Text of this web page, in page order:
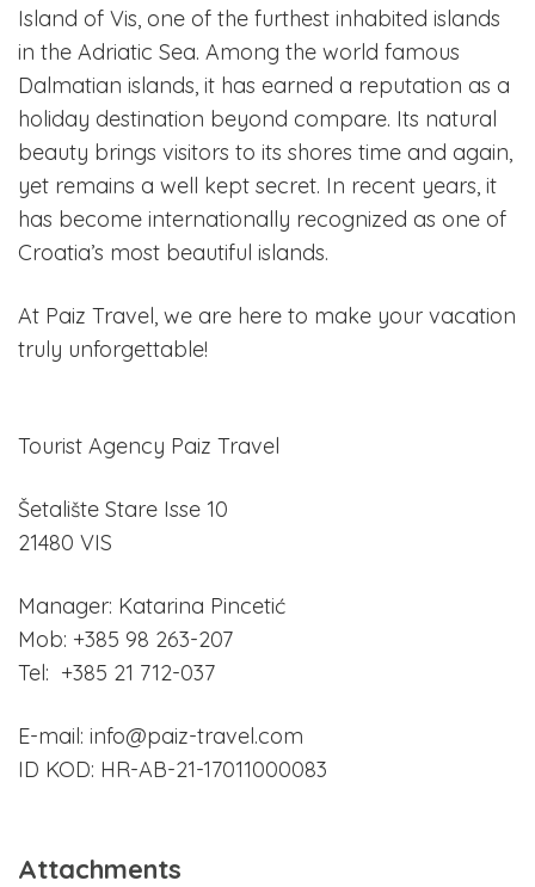
Island of Vis, one of the furthest inhabited islands
in the Adriatic Sea. Among the world famous
Dalmatian islands, it has earned a reputation as a
holiday destination beyond compare. Its natural
beauty brings visitors to its shores time and again,
yet remains a well kept secret. In recent years, it
has become internationally recognized as one of
Croatia’s most beautiful islands.
At Paiz Travel, we are here to make your vacation
truly unforgettable!
Tourist Agency Paiz Travel
Šetalište Stare Isse 10
21480 VIS
Manager: Katarina Pincetić
Mob: +385 98 263-207
Tel: +385 21 712-037
E-mail: info@paiz-travel.com
ID KOD: HR-AB-21-17011000083
Attachments